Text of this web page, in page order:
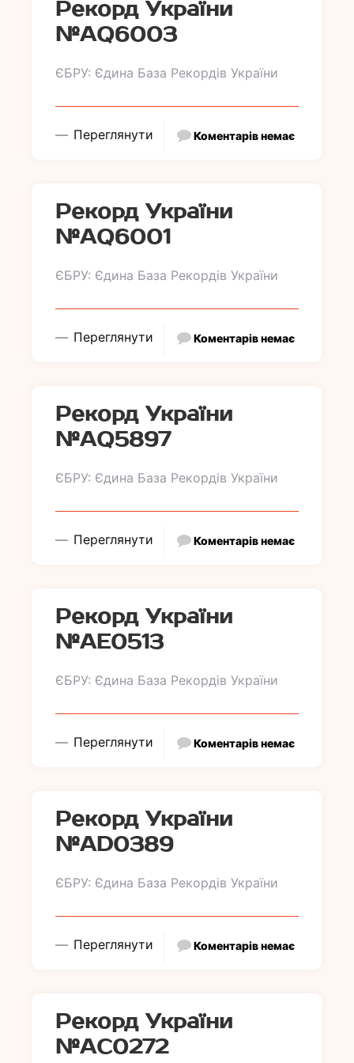
Рекорд України
№АQ6003
ЄБРУ: Єдина База Рекордів України
Переглянути Коментарів немає
Рекорд України
№АQ6001
ЄБРУ: Єдина База Рекордів України
Переглянути Коментарів немає
Рекорд України
№АQ5897
ЄБРУ: Єдина База Рекордів України
Переглянути Коментарів немає
Рекорд України
№АE0513
ЄБРУ: Єдина База Рекордів України
Переглянути Коментарів немає
Рекорд України
№АD0389
ЄБРУ: Єдина База Рекордів України
Переглянути Коментарів немає
Рекорд України
№АC0272